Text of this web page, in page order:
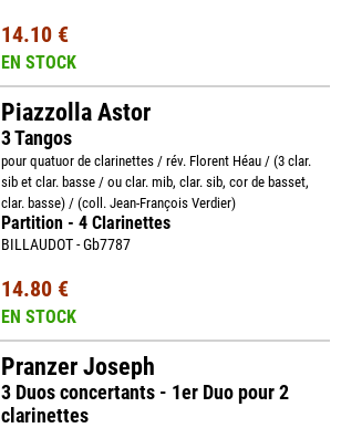
14.10 €
EN STOCK
Piazzolla Astor
3 Tangos
pour quatuor de clarinettes / rév. Florent Héau / (3 clar.
sib et clar. basse / ou clar. mib, clar. sib, cor de basset,
clar. basse) / (coll. Jean-François Verdier)
Partition - 4 Clarinettes
BILLAUDOT - Gb7787
14.80 €
EN STOCK
Pranzer Joseph
3 Duos concertants - 1er Duo pour 2
clarinettes